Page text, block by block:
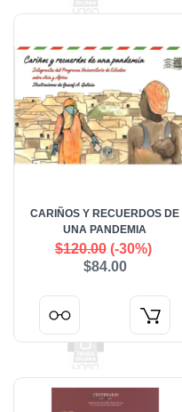
CARIÑOS Y RECUERDOS DE
UNA PANDEMIA
$120.00(-30%)
$84.00